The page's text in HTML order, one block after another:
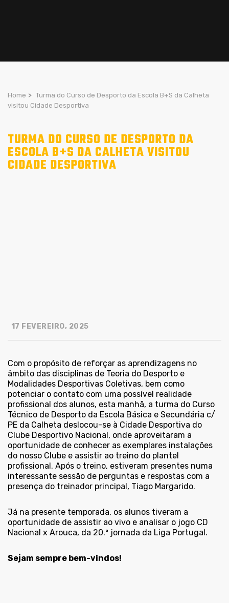
Home > Turma do Curso de Desporto da Escola B+S da Calheta
visitou Cidade Desportiva
TURMA DO CURSO DE DESPORTO DA
ESCOLA B+S DA CALHETA VISITOU
CIDADE DESPORTIVA
17 FEVEREIRO, 2025
Com o propósito de reforçar as aprendizagens no
âmbito das disciplinas de Teoria do Desporto e
Modalidades Desportivas Coletivas, bem como
potenciar o contato com uma possível realidade
profissional dos alunos, esta manhã, a turma do Curso
Técnico de Desporto da Escola Básica e Secundária c/
PE da Calheta deslocou-se à Cidade Desportiva do
Clube Desportivo Nacional, onde aproveitaram a
oportunidade de conhecer as exemplares instalações
do nosso Clube e assistir ao treino do plantel
profissional. Após o treino, estiveram presentes numa
interessante sessão de perguntas e respostas com a
presença do treinador principal, Tiago Margarido.
Já na presente temporada, os alunos tiveram a
oportunidade de assistir ao vivo e analisar o jogo CD
Nacional x Arouca, da 20.ª jornada da Liga Portugal.
Sejam sempre bem-vindos!